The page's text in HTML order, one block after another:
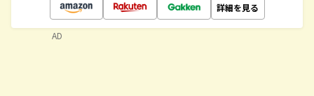
詳細を見る
AD